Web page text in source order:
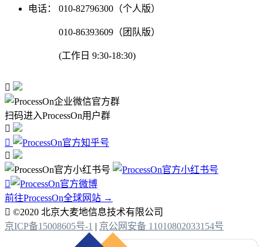
电话：
010-82796300（个人版）
010-86393609（团队版）
(工作日 9:30-18:30)

扫码进入ProcessOn用户群




前往ProcessOn全球网站 →
 ©2020 北京大麦地信息技术有限公司
京ICP备15008605号-1 | 京公网安备 11010802033154号